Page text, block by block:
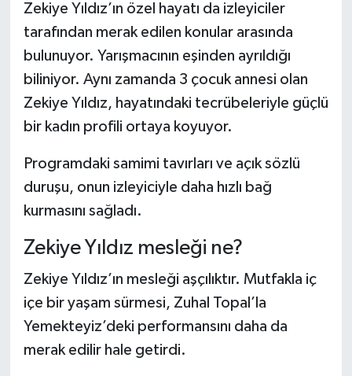
Zekiye Yıldız’ın özel hayatı da izleyiciler
tarafından merak edilen konular arasında
bulunuyor. Yarışmacının eşinden ayrıldığı
biliniyor. Aynı zamanda 3 çocuk annesi olan
Zekiye Yıldız, hayatındaki tecrübeleriyle güçlü
bir kadın profili ortaya koyuyor.
Programdaki samimi tavırları ve açık sözlü
duruşu, onun izleyiciyle daha hızlı bağ
kurmasını sağladı.
Zekiye Yıldız mesleği ne?
Zekiye Yıldız’ın mesleği aşçılıktır. Mutfakla iç
içe bir yaşam sürmesi, Zuhal Topal’la
Yemekteyiz’deki performansını daha da
merak edilir hale getirdi.
Dünya Haberleri
Yerel Haberler
Haber Arşivi